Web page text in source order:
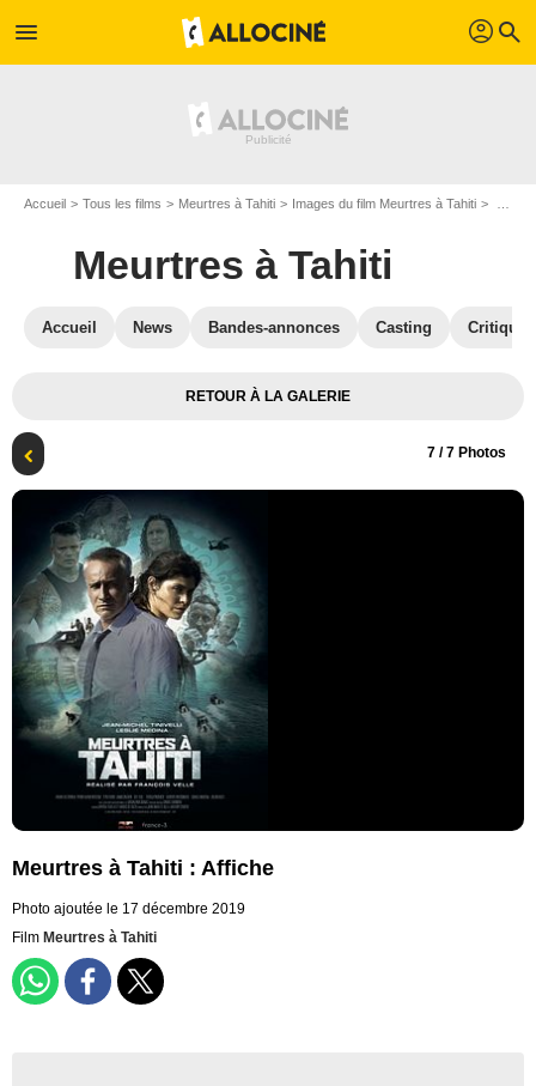
menu profil search
Accueil Tous les films Meurtres à Tahiti Images du film Meurtres à Tahiti
Meurtres à Tahiti
Accueil News Bandes-annonces Casting
RETOUR À LA GALERIE
7 / 7 Photos
Meurtres à Tahiti : Affiche
Photo ajoutée le 17 décembre 2019
Film Meurtres à Tahiti